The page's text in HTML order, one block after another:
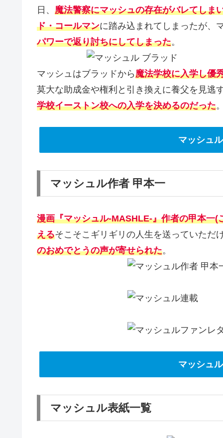
日、 魔法警察にマッシュの存在がバレてしま
ド・コールマンに踏み込まれてしまったが、
パワーで返り討ちにしてしまった。
マッシュはブラッドから魔法学校に入学し優
莫大な助成金や権利と引き換えに養父を見逃
学校イーストン校への入学を決めるのだった
マッシュ
マッシュル作者 甲本一
漫画『マッシュル-MASHLE-』作者の甲本一(
えるそこそこギリギリの人生を送っていただ
のおめでとうの声が寄せられた。
マッシュ
マッシュル表紙一覧